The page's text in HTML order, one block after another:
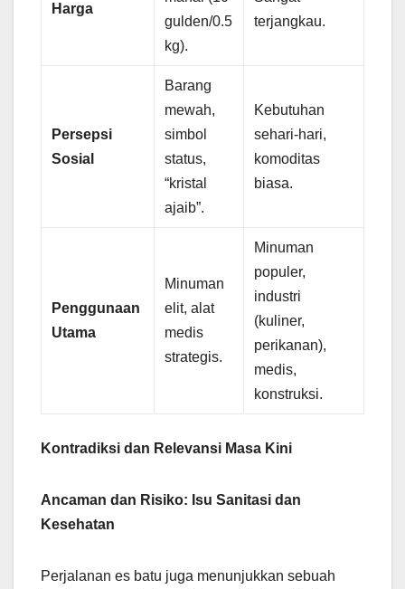
Harga
gulden/0.5
kg).
terjangkau.
Persepsi
Sosial
Barang
mewah,
simbol
status,
“kristal
ajaib”.
Kebutuhan
sehari-hari,
komoditas
biasa.
Penggunaan
Utama
Minuman
elit, alat
medis
strategis.
Minuman
populer,
industri
(kuliner,
perikanan),
medis,
konstruksi.
Kontradiksi dan Relevansi Masa Kini
Ancaman dan Risiko: Isu Sanitasi dan
Kesehatan
Perjalanan es batu juga menunjukkan sebuah